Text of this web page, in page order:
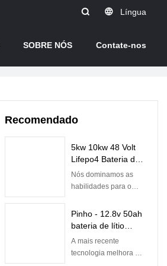
Língua
SOBRE NÓS
Contate-nos
Recomendado
5kw 10kw 48 Volt
Lifepo4 Bateria de
íon de lítio
recarregável com
Nós dominamos as
habilidades para o
fabricação da bateria
recarregável de íon de
embutida. Graças às
tecnologias de alto
Pinho - 12.8v 50ah
bateria de lítio
Lifepo4 baterias
para bateria de
A mais recente
tecnologia melhora a